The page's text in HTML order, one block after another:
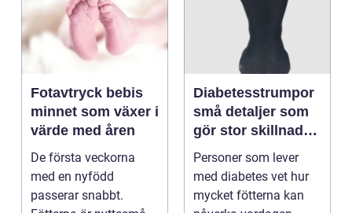
Fotavtryck bebis
minnet som växer i
värde med åren
De första veckorna
med en nyfödd
passerar snabbt.
Diabetesstrumpor
små detaljer som
gör stor skillnad
för känsliga fötter
Personer som lever
med diabetes vet hur
mycket fötterna kan